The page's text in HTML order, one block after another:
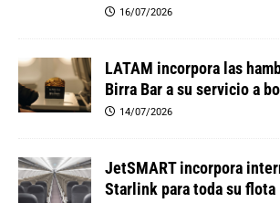
16/07/2026
LATAM incorpora las
Birra Bar a su servicio a
14/07/2026
JetSMART incorpora
Starlink para toda su flota